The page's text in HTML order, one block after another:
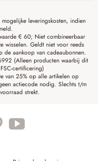
leveringskosten, indien
€ 60; Niet combineerbaar
wisselen. Geldt niet voor reeds
de aankoop van cadeaubonnen.
(Alleen producten waarbij dit
certificering)
van 25% op alle artikelen op
actiecode nodig. Slechts t/m
strekt.